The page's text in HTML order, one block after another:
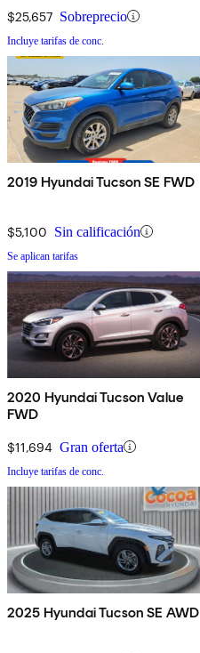
$25,657 Sobreprecio
Incluye tarifas de conc.
2019 Hyundai Tucson SE FWD
$5,100 Sin calificación
Se aplican tarifas
2020 Hyundai Tucson Value
FWD
$11,694 Gran oferta
Incluye tarifas de conc.
2025 Hyundai Tucson SE AWD